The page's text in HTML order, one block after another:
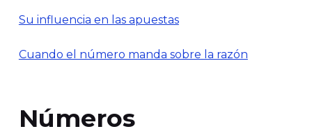
Su influencia en las apuestas
Cuando el número manda sobre la razón
Números